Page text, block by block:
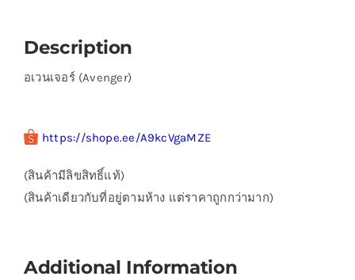
Description
อเวนเจอร์ (Avenger)
https://shope.ee/A9kcVgaMZE
(สินค้ามีลิขสิทธิ์แท้)
(สินค้าเดียวกับที่อยู่ตามห้าง แต่ราคาถูกกว่ามาก)
Additional Information